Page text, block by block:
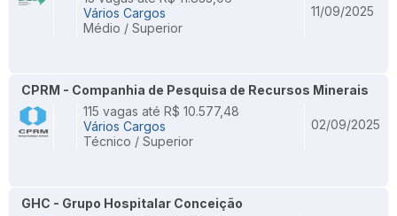
Vários Cargos
Médio / Superior
11/09/2025
CPRM - Companhia de Pesquisa de Recursos Minerais
115 vagas até R$ 10.577,48
Vários Cargos
Técnico / Superior
02/09/2025
GHC - Grupo Hospitalar Conceição